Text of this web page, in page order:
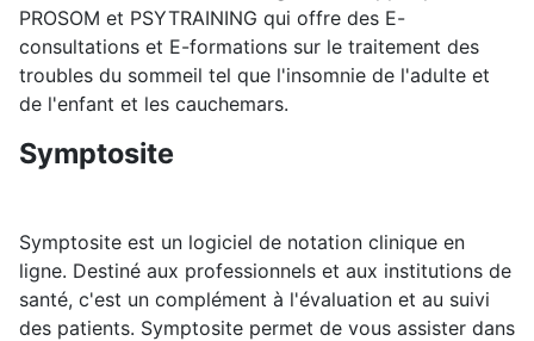
PROSOM et PSYTRAINING qui offre des E-
consultations et E-formations sur le traitement des
troubles du sommeil tel que l'insomnie de l'adulte et
de l'enfant et les cauchemars.
Symptosite
Symptosite est un logiciel de notation clinique en
ligne. Destiné aux professionnels et aux institutions de
santé, c'est un complément à l'évaluation et au suivi
des patients. Symptosite permet de vous assister dans